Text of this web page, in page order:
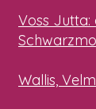
Voss Jutta:
Wallis,